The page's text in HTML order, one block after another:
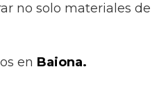
no solo materiales de
en Baiona.